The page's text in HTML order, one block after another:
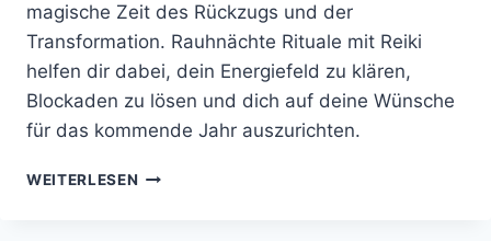
magische Zeit des Rückzugs und der
Transformation. Rauhnächte Rituale mit Reiki
helfen dir dabei, dein Energiefeld zu klären,
Blockaden zu lösen und dich auf deine Wünsche
für das kommende Jahr auszurichten.
WEITERLESEN RAUHNÄCHTE